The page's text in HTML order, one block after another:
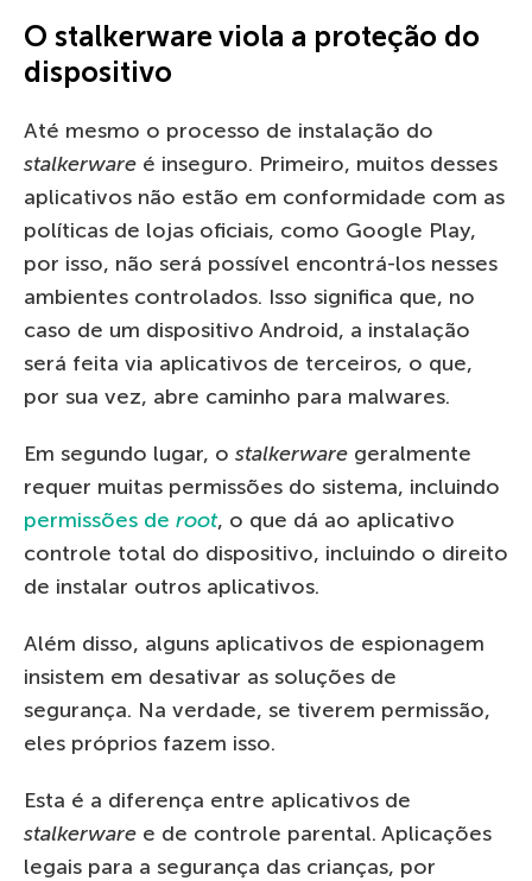
O stalkerware viola a proteção do
dispositivo
Até mesmo o processo de instalação do
stalkerware é inseguro. Primeiro, muitos desses
aplicativos não estão em conformidade com as
políticas de lojas oficiais, como Google Play,
por isso, não será possível encontrá-los nesses
ambientes controlados. Isso significa que, no
caso de um dispositivo Android, a instalação
será feita via aplicativos de terceiros, o que,
por sua vez, abre caminho para malwares.
Em segundo lugar, o stalkerware geralmente
requer muitas permissões do sistema, incluindo
permissões de root, o que dá ao aplicativo
controle total do dispositivo, incluindo o direito
de instalar outros aplicativos.
Além disso, alguns aplicativos de espionagem
insistem em desativar as soluções de
segurança. Na verdade, se tiverem permissão,
eles próprios fazem isso.
Esta é a diferença entre aplicativos de
stalkerware e de controle parental. Aplicações
legais para a segurança das crianças, por